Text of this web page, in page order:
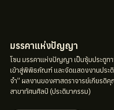
มรรคาแห่งปัญญา
โซน มรรคาแห่งปัญญา เป็นซุ้มประตูท
เข้าสู่พิพิธภัณฑ์ และจัดแสดงงานประ
จำ” ผลงานของศาสตราจารย์เกียร
สาขาทัศนศิลป์ (ประติมากรรม)